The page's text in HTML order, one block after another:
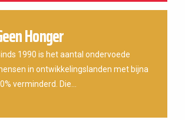
Honger
1990 is het aantal ondervoede
in ontwikkelingslanden met bijna
verminderd. Die...